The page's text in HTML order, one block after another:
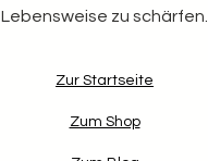
Lebensweise zu schärfen.
Zur Startseite
Zum Shop